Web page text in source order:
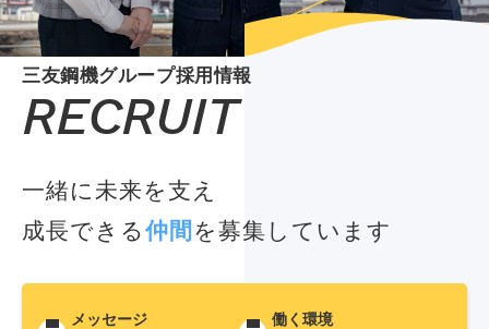
RECRUIT
一緒に未来を支え
成長できる仲間 を募集しています
メッセージ 働く環境